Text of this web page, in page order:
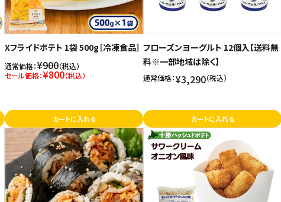
Xフライドポテト 1袋 500g［冷凍食品］
通常価格：¥900（税込）
セール価格：¥800（税込）
カートに入れる
フローズンヨーグルト 12個入【送料無
料※一部地域は除く】
通常価格：¥3,290（税込）
カートに入れる